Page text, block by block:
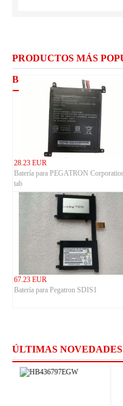
PRODUCTOS MÁS
BIXOLON
28.23 EUR
Batería para PEGATRON
tab
67.23 EUR
Batería para Pegatron SDIS1
ÚLTIMAS NOVEDADES